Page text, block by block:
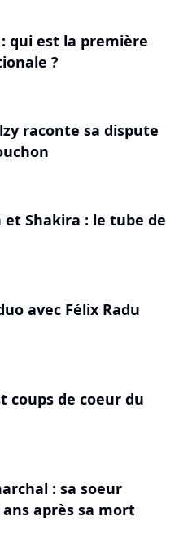
qui est la première
?
raconte sa dispute
et Shakira : le tube de
avec Félix Radu
coups de coeur du
: sa soeur
après sa mort